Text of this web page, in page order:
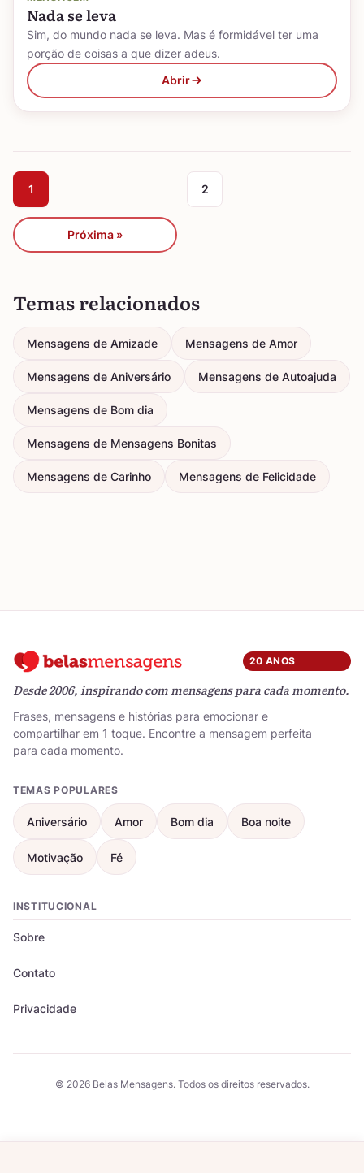
Nada se leva
Sim, do mundo nada se leva. Mas é formidável ter uma
porção de coisas a que dizer adeus.
Abrir
1 2
Próxima »
Temas relacionados
Mensagens de Amizade Mensagens de Amor
Mensagens de Aniversário Mensagens de Autoajuda
Mensagens de Bom dia
Mensagens de Mensagens Bonitas
Mensagens de Carinho Mensagens de Felicidade
20 ANOS
Desde 2006, inspirando com mensagens para cada momento.
Frases, mensagens e histórias para emocionar e
compartilhar em 1 toque. Encontre a mensagem perfeita
para cada momento.
TEMAS POPULARES
Aniversário Amor Bom dia Boa noite
Motivação Fé
INSTITUCIONAL
Sobre
Contato
Privacidade
© 2026 Belas Mensagens. Todos os direitos reservados.